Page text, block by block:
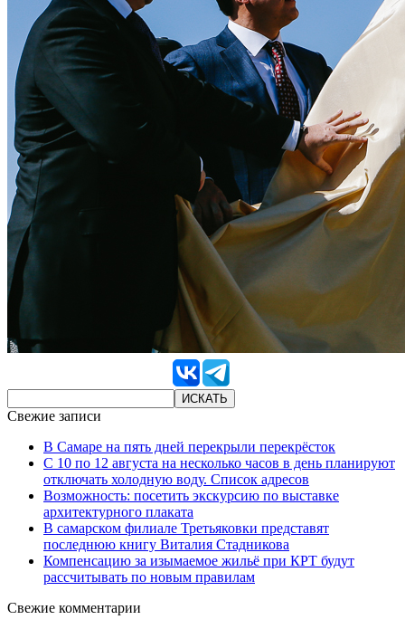
Свежие записи
В Самаре на пять дней перекрыли перекрёсток
С 10 по 12 августа на несколько часов в день планируют
отключать холодную воду. Список адресов
Возможность: посетить экскурсию по выставке
архитектурного плаката
В самарском филиале Третьяковки представят
последнюю книгу Виталия Стадникова
Компенсацию за изымаемое жильё при КРТ будут
рассчитывать по новым правилам
Свежие комментарии